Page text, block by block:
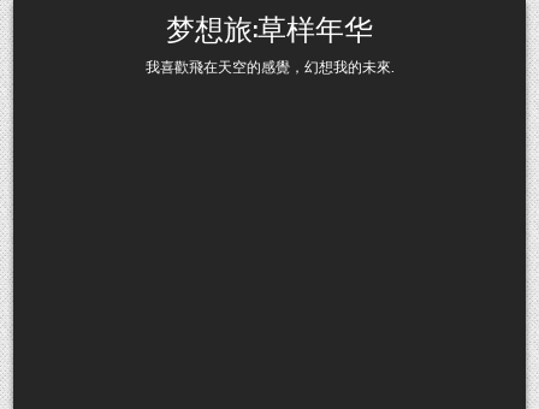
Skip to content 梦想旅:草样年华
我喜歡飛在天空的感覺，幻想我的未來.